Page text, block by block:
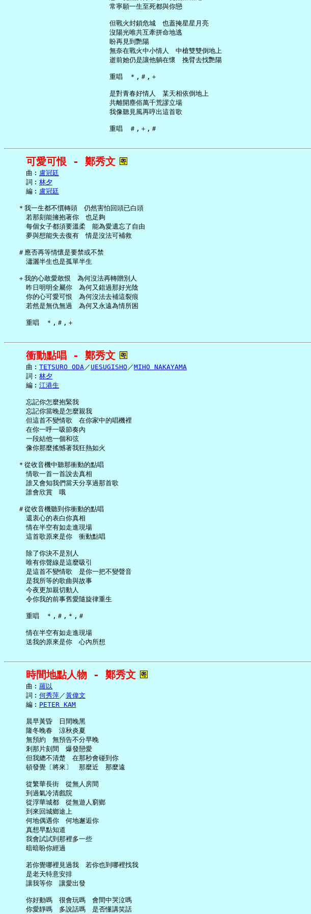
     常寧願一生至死都與你戀
     但戰火封鎖危城　也蓋掩星星月亮
     沒陽光唯共互牽拼命地逃
     盼再見到艷陽
     無奈在戰火中小情人　中槍雙雙倒地上
     逝前她仍是讓他躺在懷　挽臂去找艷陽
     重唱　＊,＃,＋
     是對青春好情人　某天相依倒地上
     共離開塵俗萬千荒謬立場
     我像聽見風再哼出這首歌
可愛可恨 - 鄭秀文
     曲︰
盧冠廷
     詞︰
林夕
     編︰
盧冠廷
   ＊我一生都不慣轉頭　仍然害怕回頭已白頭
     若那刻能擁抱著你　也足夠
     每個女子都須要溫柔　能為愛遺忘了自由
     夢與想能失去復有　情是沒法可補救
   ＃應否再等情懷是要禁或不禁
     瀟灑半生也是孤單半生
   ＋我的心敢愛敢恨　為何沒法再轉贈別人
     昨日明明全屬你　為何又錯過那好光陰
     你的心可愛可恨　為何沒法去補這裂痕
     若然是無仇無過　為何又永遠為情所困
衝動點唱 - 鄭秀文
     曲︰
TETSURO ODA／ UESUGISHO ／MIHO NAKAYAMA
     詞︰
林夕
     編︰
江港生
     忘記你怎麼抱緊我
     忘記你當晚是怎麼親我
     但這首不變情歌　在你家中的唱機裡
     在你一呼一吸節奏內
     一段結他一個和弦
     像你那麼搖憾著我狂熱如火
   ＊從收音機中聽那衝動的點唱
     情歌一首一首說去真相
     誰又會知我們當天分享過那首歌
     誰會欣賞　哦
   ＃從收音機聽到你衝動的點唱
     還衷心的表白你真相
     情在半空有如走進現場
     這首歌原來是你　衝動點唱
     除了你決不是別人
     唯有你聲線是這麼吸引
     是這首不變情歌　是你一把不變聲音
     是我所等的歌曲與故事
     今夜更加親切動人
     令你我的前事舊愛隨旋律重生
     重唱　＊,＃,＊,＃
     情在半空有如走進現場
時間地點人物 - 鄭秀文
     曲︰
羅以
     詞︰
何秀萍／黃偉文
     編︰
PETER KAM
     晨早黃昏　日間晚黑
     隆冬晚春　涼秋炎夏
     無預約　無預告不分早晚
     剎那片刻間　爆發戀愛
     但我總不清楚　在那秒會碰到你
     頓發覺〔將來〕　那麼近　那麼遠
     從繁華長街　從無人房間
     到過氣冷清戲院
     從浮華城都　從無遊人窮鄉
     到來回城鄉途上
     何地偶遇你　何地邂逅你
     真想早點知道
     我會試試到那裡多一些
     暗暗盼你經過
     若你覺哪裡見過我　若你也到哪裡找我
     是老天特意安排
     讓我等你　讓愛出發
     你好動嗎　很會玩嗎　會間中哭泣嗎
     你愛靜嗎　多說話嗎　是否懂講笑話